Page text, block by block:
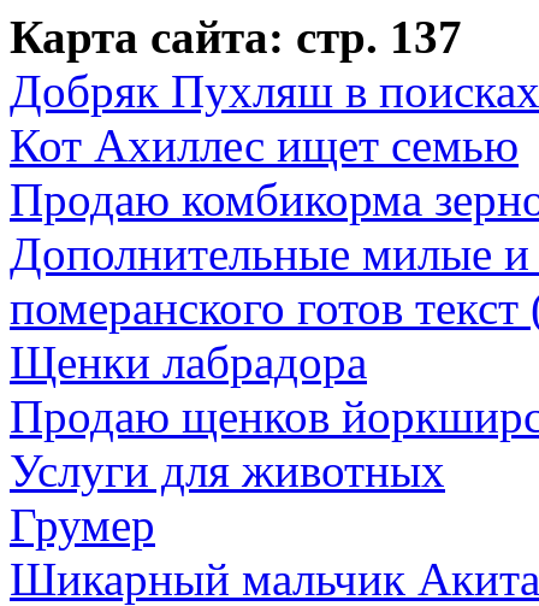
Карта сайта: стр. 137
Добряк Пухляш в
Кот Ахиллес ищет семью
Продаю комбикорма
Дополнительные милые и
померанского готов
Щенки лабрадора
Продаю щенков
Услуги для животных
Грумер
Шикарный мальчик